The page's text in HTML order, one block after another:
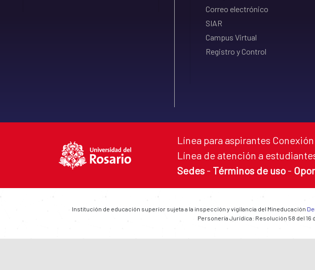
Correo electrónico
SIAR
Campus Virtual
Registro y Control
Línea para aspirantes Conexión
Línea de atención a
Sedes - Términos de uso -
Institución de educación superior sujeta a la inspección y vigilancia del Mineducación
Personería Jurídica: Resolución 58 del 16